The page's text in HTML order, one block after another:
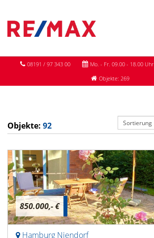
08191 / 97 343 00 Mo. - Fr. 09.00 - 18.00 Uhr
Objekte: 269
Objekte: 92
850.000,- €
Hamburg Niendorf